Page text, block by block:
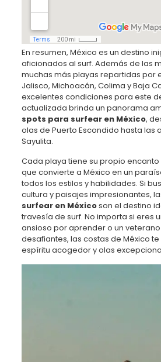
En resumen, México es un destino
aficionados al surf. Además de las
muchas más playas repartidas por
Jalisco, Michoacán, Colima y Baja
excelentes condiciones para este
actualizada brinda un panorama
spots para surfear en México,
olas de Puerto Escondido hasta las
Sayulita.
Cada playa tiene su propio
que convierte a México en un
todos los estilos y habilidades. Si
cultura y paisajes impresionantes,
surfear en Méxicoson el destino
travesía de surf. No importa si eres
ansioso por aprender o un
desafiantes, las costas de México
espíritu acogedor y olas